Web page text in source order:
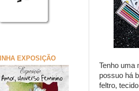
Tenho uma
possuo há
feltro,
EXPOSIÇÃO